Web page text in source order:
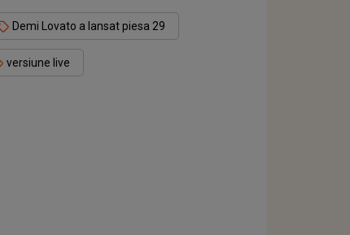
Demi Lovato a lansat piesa 29
versiune live